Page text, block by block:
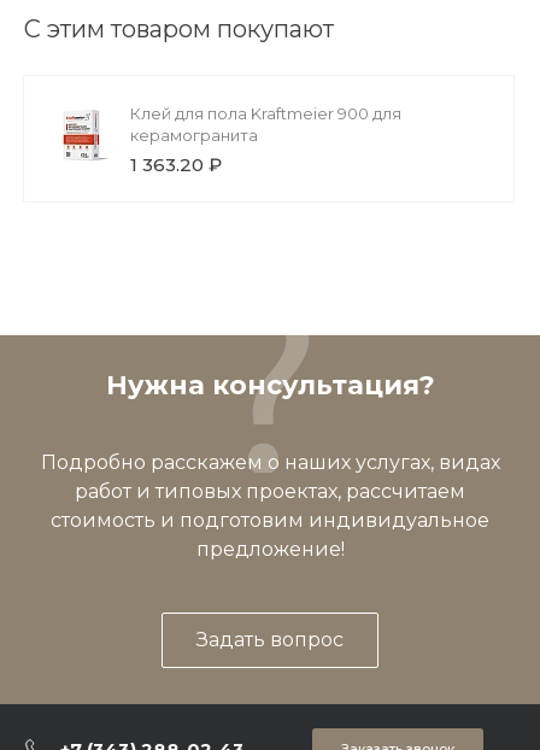
С этим товаром покупают
Клей для пола Kraftmeier 900 для
керамогранита
1 363.20 ₽
Нужна консультация?
Подробно расскажем о наших услугах, видах
работ и типовых проектах, рассчитаем
стоимость и подготовим индивидуальное
предложение!
Задать вопрос